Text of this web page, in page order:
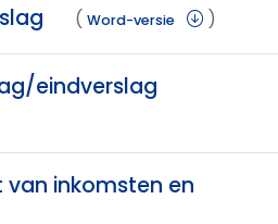
( Word-versie )
eindverslag
inkomsten en